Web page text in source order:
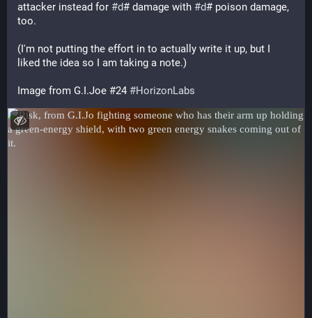
attacker instead for #d# damage with #d# poison damage,
too.
(I'm not putting the effort in to actually write it up, but I
liked the idea so I am taking a note.)
Image from G.I.Joe #24 #HorizonLabs